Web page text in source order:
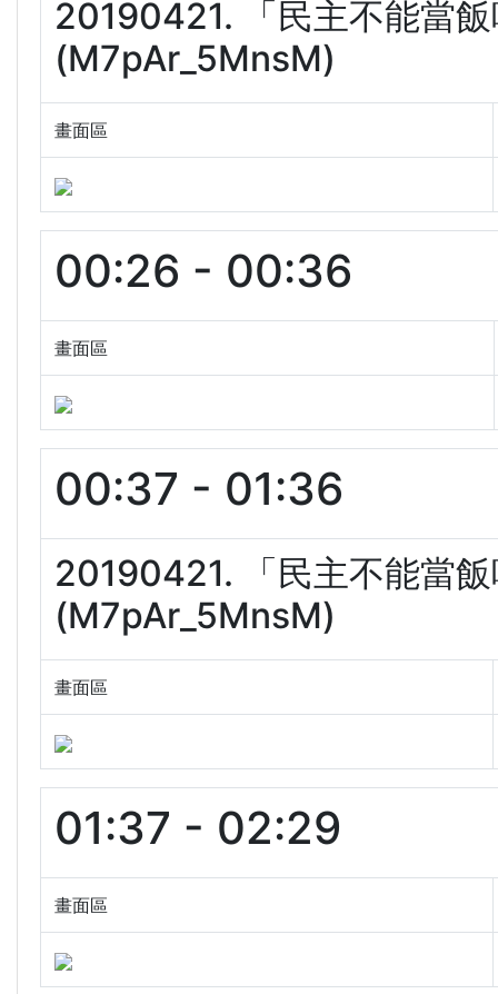
20190421. 「民主不能當
(M7pAr_5MnsM)
畫面區
00:26 - 00:36
畫面區
00:37 - 01:36
20190421. 「民主不能當
(M7pAr_5MnsM)
畫面區
01:37 - 02:29
畫面區